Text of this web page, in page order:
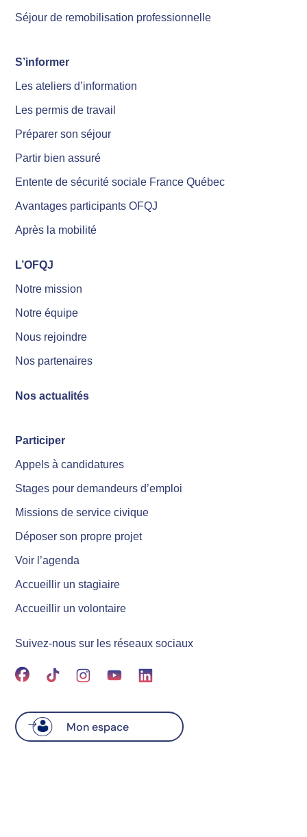
Séjour de remobilisation professionnelle
S’informer
Les ateliers d’information
Les permis de travail
Préparer son séjour
Partir bien assuré
Entente de sécurité sociale France Québec
Avantages participants OFQJ
Après la mobilité
L’OFQJ
Notre mission
Notre équipe
Nous rejoindre
Nos partenaires
Nos actualités
Participer
Appels à candidatures
Stages pour demandeurs d’emploi
Missions de service civique
Déposer son propre projet
Voir l’agenda
Accueillir un stagiaire
Accueillir un volontaire
Suivez-nous sur les réseaux sociaux
Mon espace